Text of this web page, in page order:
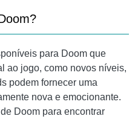
para Doom que
ao jogo, como novos níveis,
podem fornecer uma
nova e emocionante.
Doom para encontrar